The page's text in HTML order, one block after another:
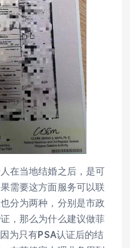
在当地结婚之后，是可
需要这方面服务可以联
分为两种，分别是市政
，那么为什么建议做菲
为只有PSA认证后的结